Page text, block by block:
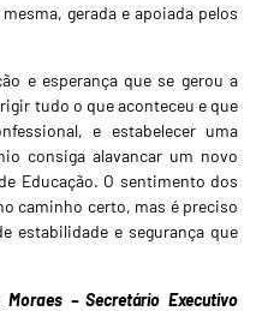
gerada e apoiada pelos
e esperança que se gerou a
tudo o que aconteceu e que
e estabelecer uma
consiga alavancar um novo
Educação. O sentimento dos
caminho certo, mas é preciso
estabilidade e segurança que
– Secretário Executivo